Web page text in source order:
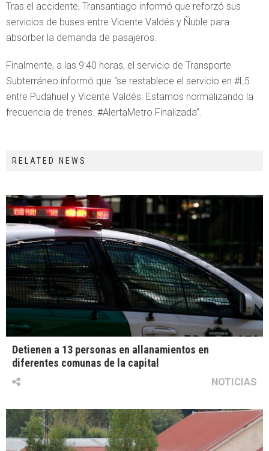
Tras el accidente, Transantiago informó que reforzó sus
servicios de buses entre Vicente Valdés y Ñuble para
absorber la demanda de pasajeros.
Finalmente, a las 9:40 horas, el servicio de Transporte
Subterráneo informó que “se restablece el servicio en #L5
entre Pudahuel y Vicente Valdés. Estamos normalizando la
frecuencia de trenes. #AlertaMetro Finalizada”.
RELATED NEWS
Detienen a 13 personas en allanamientos en
diferentes comunas de la capital
NOTICIAS